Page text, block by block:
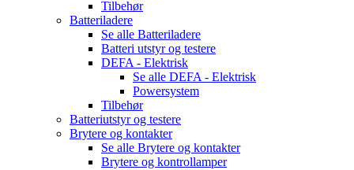
Tilbehør
Batteriladere
Se alle Batteriladere
Batteri utstyr og testere
DEFA - Elektrisk
Se alle DEFA - Elektrisk
Powersystem
Tilbehør
Batteriutstyr og testere
Brytere og kontakter
Se alle Brytere og kontakter
Brytere og kontrollamper